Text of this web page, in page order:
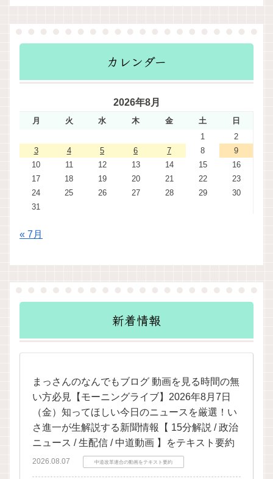
カレンダー
2026年8月
月 火 水 木 金 土
日
1
2
3
4 5 6 7 8
9
10
11 12 13 14 15
16
17
18 19 20 21 22
23
24
25 26 27 28 29
30
31
« 7月
新着情報
まっさんのなんでもブログ 動画を見る時間の無
い方必見【モーニングライブ】2026年8月7日
（金）知ってほしい今日のニュースを厳選！い
さ進一が生解説する新聞情報【 15分解説 / 政治
ニュース / 生配信 / 中道動画 】をテキスト要約
2026.08.07 中道改革連合の動画をテキスト要約